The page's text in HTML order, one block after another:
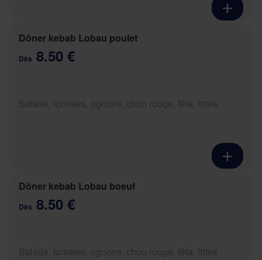
Döner kebab Lobau poulet
Dès 8.50 €
Döner kebab Lobau boeuf
Dès 8.50 €